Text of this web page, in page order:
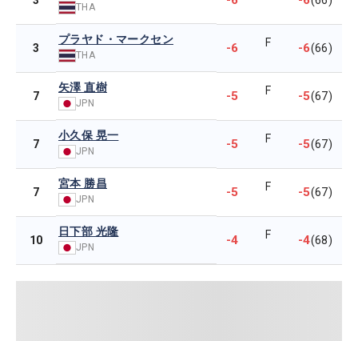
THA
3
プラヤド・マークセン
THA -6 F -6(66)
7
矢澤 直樹
JPN -5 F -5(67)
7
小久保 晃一
JPN -5 F -5(67)
7
宮本 勝昌
JPN -5 F -5(67)
10
日下部 光隆
JPN -4 F -4(68)